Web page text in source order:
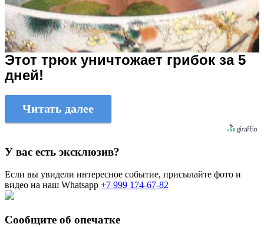
Этот трюк уничтожает грибок за 5
дней!
Читать далее
У вас есть эксклюзив?
Если вы увидели интересное событие, присылайте фото и
видео на наш Whatsapp +7 999 174-67-82
Сообщите об опечатке